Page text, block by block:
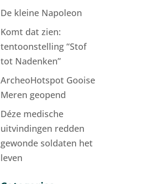
De kleine Napoleon
Komt dat zien:
tentoonstelling “Stof
tot Nadenken”
ArcheoHotspot Gooise
Meren geopend
Déze medische
uitvindingen redden
gewonde soldaten het
leven